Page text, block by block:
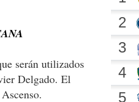
serán utilizados
Delgado. El